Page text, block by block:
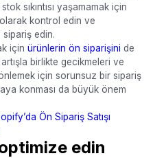
sıkıntısı yaşamamak için
kontrol edin ve
edin.
için ürünlerin ön siparişini de
birlikte gecikmeleri ve
için sorunsuz bir sipariş
konması da büyük önem
Ön Sipariş Satışı
edin